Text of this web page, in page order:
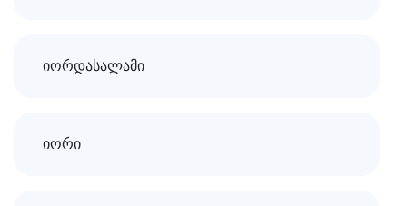
იორდასალამი
იორი